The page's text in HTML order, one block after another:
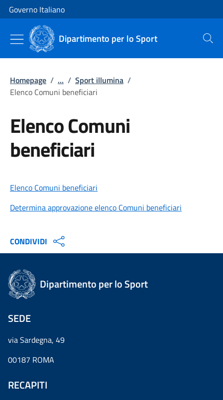
Vai al contenuto
Vai alla navigazione del sito
Governo Italiano
Dipartimento per lo Sport Cerca
Homepage / ... / Sport illumina /
Elenco Comuni beneficiari
Elenco Comuni
beneficiari
Elenco Comuni beneficiari
Determina approvazione elenco Comuni beneficiari
CONDIVIDI
Dipartimento per lo Sport
SEDE
via Sardegna, 49
00187 ROMA
RECAPITI